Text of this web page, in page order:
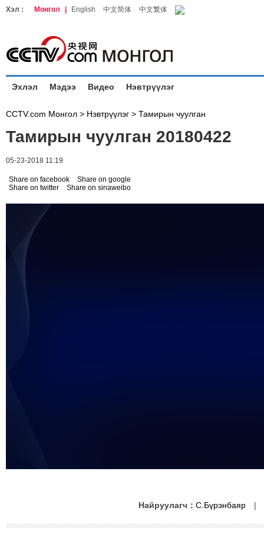
Хэл : Монгол English 中文简体 中文繁体
Эхлэл Мэдээ Видео Нэвтрүүлэг
CCTV.com Монгол > Нэвтрүүлэг > Тамирын чуулган
Тамирын чуулган 20180422
05-23-2018 11:19
Share on facebook
Share on google
Share on twitter
Share on sinaweibo
Найруулагч： С.Бүрэнбаяр |